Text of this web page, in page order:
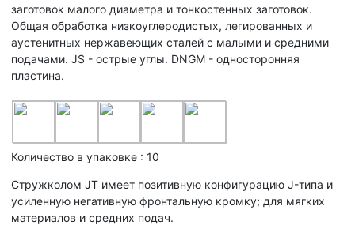
заготовок малого диаметра и тонкостенных заготовок.
Общая обработка низкоуглеродистых, легированных и
аустенитных нержавеющих сталей с малыми и средними
подачами. JS - острые углы. DNGM - односторонняя
пластина.
Количество в упаковке : 10
Стружколом JT имеет позитивную конфигурацию J-типа и
усиленную негативную фронтальную кромку; для мягких
материалов и средних подач.